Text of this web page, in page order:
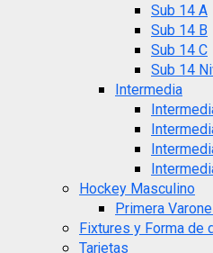
Sub 14 A
Sub 14 B
Sub 14 C
Sub 14
Intermedia
Hockey Masculino
Primera
Fixtures y Forma de
Tarjetas